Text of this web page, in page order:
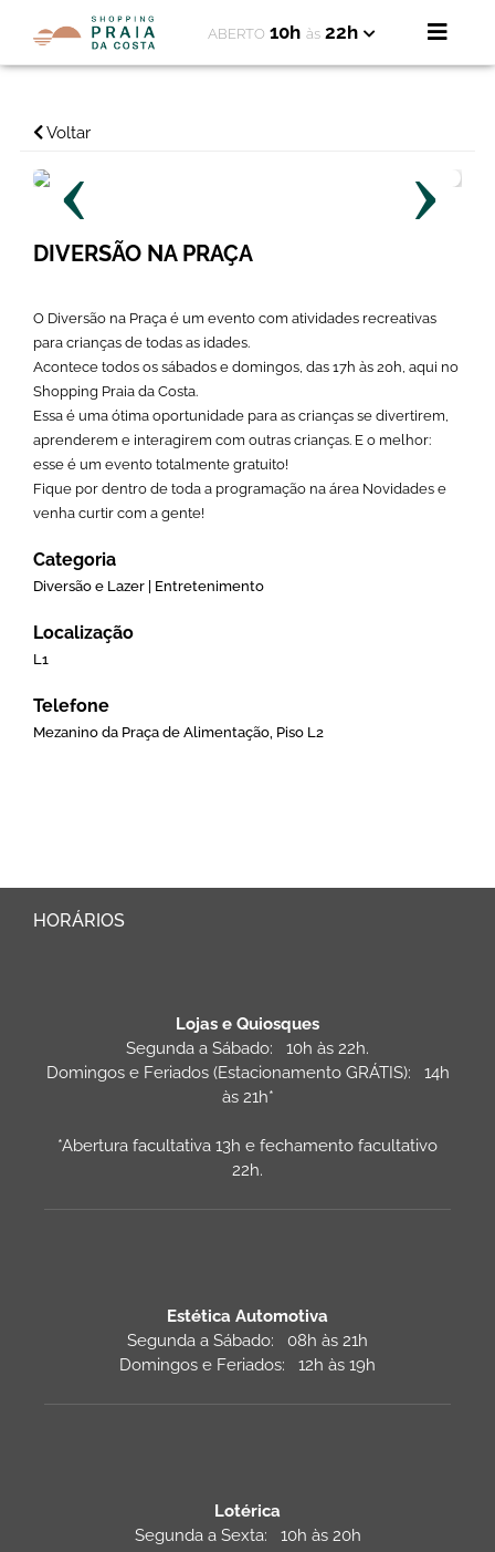
ABERTO 10h às 22h
Voltar
‹ ›
DIVERSÃO NA PRAÇA
O Diversão na Praça é um evento com atividades recreativas
para crianças de todas as idades.
Acontece todos os sábados e domingos, das 17h às 20h, aqui no
Shopping Praia da Costa.
Essa é uma ótima oportunidade para as crianças se divertirem,
aprenderem e interagirem com outras crianças. E o melhor:
esse é um evento totalmente gratuito!
Fique por dentro de toda a programação na área Novidades e
venha curtir com a gente!
Categoria
Diversão e Lazer | Entretenimento
Localização
L1
Telefone
Mezanino da Praça de Alimentação, Piso L2
HORÁRIOS
Lojas e Quiosques
Segunda a Sábado: 10h às 22h.
Domingos e Feriados (Estacionamento GRÁTIS): 14h
às 21h*
*Abertura facultativa 13h e fechamento facultativo
22h.
Estética Automotiva
Segunda a Sábado: 08h às 21h
Domingos e Feriados: 12h às 19h
Lotérica
Segunda a Sexta: 10h às 20h